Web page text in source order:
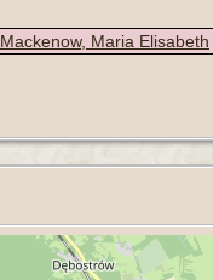
Mackenow, Maria Elisabeth